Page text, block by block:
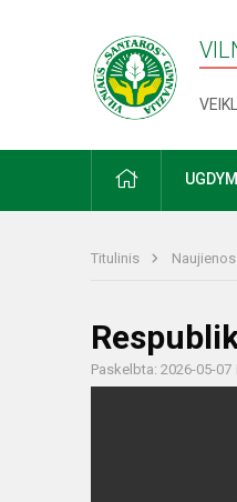
PRADŽIA
Titulinis Naujienos
Paskelbta: 2026-05-07